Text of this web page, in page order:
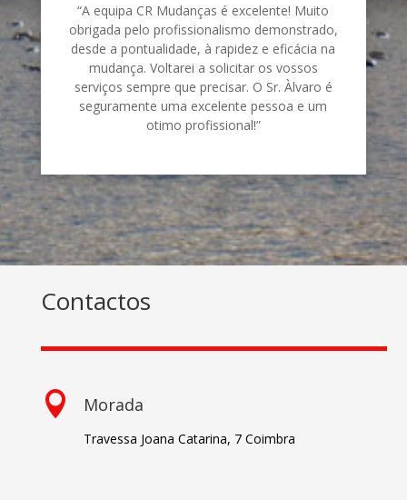
“A equipa CR Mudanças é excelente! Muito
obrigada pelo profissionalismo demonstrado,
desde a pontualidade, à rapidez e eficácia na
mudança. Voltarei a solicitar os vossos
serviços sempre que precisar. O Sr. Àlvaro é
seguramente uma excelente pessoa e um
otimo profissional!”
Contactos
 Morada
Travessa Joana Catarina, 7 Coimbra